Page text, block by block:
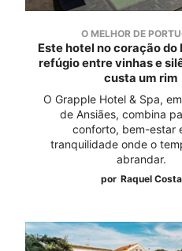
O MELHOR DE
Este hotel no coração do
refúgio entre vinhas e
custa um rim
O Grapple Hotel & Spa,
de Ansiães, combina
conforto, bem-estar
tranquilidade onde o
abrandar.
por Raquel Costa